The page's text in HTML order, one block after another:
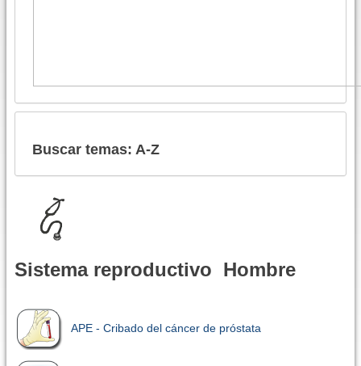
Buscar temas: A-Z
Sistema reproductivo  Hombre
APE - Cribado del cáncer de próstata